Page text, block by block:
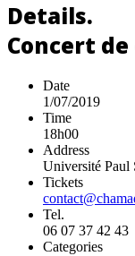
Details.
Concert
Date
1/07/2019
Time
18h00
Address
Université Paul
Tickets
Tel.
06 07 37 42 43
Categories